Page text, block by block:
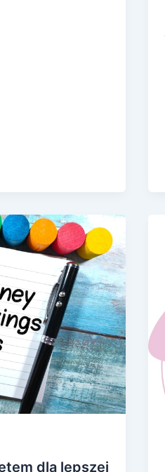
dla lepszej